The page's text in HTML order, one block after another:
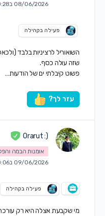
08/06/2026 ב10:28 pm
פעילה בקהילה
השואוריל לרציניות בלבד
שזה עולה כסף.
פשוט קיבלתי ים של הודעות…
עזר לך?
(: Orarut
אומנות הבמה
09/06/2026 ב10:06 am
פעילה בקהילה
מי שקבעת אצלה היא רק